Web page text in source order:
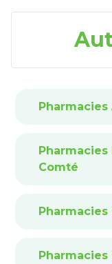
Comté
Pharmacies